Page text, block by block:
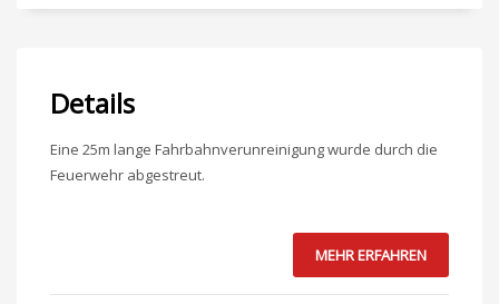
Details
Eine 25m lange Fahrbahnverunreinigung wurde durch die
Feuerwehr abgestreut.
MEHR ERFAHREN